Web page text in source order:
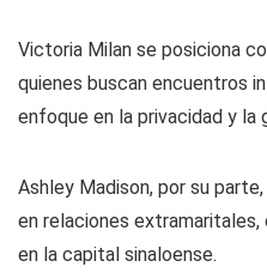
Victoria Milan se posiciona
quienes buscan encuentros
enfoque en la privacidad y la
Ashley Madison, por su
en relaciones
en la capital sinaloense.